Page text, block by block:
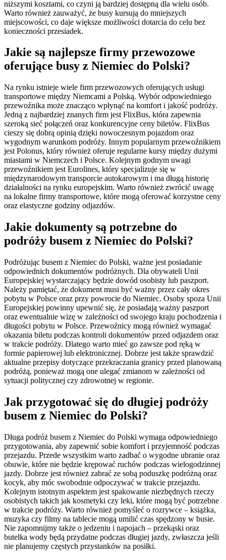
niższymi kosztami, co czyni ją bardziej dostępną dla wielu osób.
Warto również zauważyć, że busy kursują do mniejszych
miejscowości, co daje większe możliwości dotarcia do celu bez
konieczności przesiadek.
Jakie są najlepsze firmy przewozowe
oferujące busy z Niemiec do Polski?
Na rynku istnieje wiele firm przewozowych oferujących usługi
transportowe między Niemcami a Polską. Wybór odpowiedniego
przewoźnika może znacząco wpłynąć na komfort i jakość podróży.
Jedną z najbardziej znanych firm jest FlixBus, która zapewnia
szeroką sieć połączeń oraz konkurencyjne ceny biletów. FlixBus
cieszy się dobrą opinią dzięki nowoczesnym pojazdom oraz
wygodnym warunkom podróży. Innym popularnym przewoźnikiem
jest Polonus, który również oferuje regularne kursy między dużymi
miastami w Niemczech i Polsce. Kolejnym godnym uwagi
przewoźnikiem jest Eurolines, który specjalizuje się w
międzynarodowym transporcie autokarowym i ma długą historię
działalności na rynku europejskim. Warto również zwrócić uwagę
na lokalne firmy transportowe, które mogą oferować korzystne ceny
oraz elastyczne godziny odjazdów.
Jakie dokumenty są potrzebne do
podróży busem z Niemiec do Polski?
Podróżując busem z Niemiec do Polski, ważne jest posiadanie
odpowiednich dokumentów podróżnych. Dla obywateli Unii
Europejskiej wystarczający będzie dowód osobisty lub paszport.
Należy pamiętać, że dokument musi być ważny przez cały okres
pobytu w Polsce oraz przy powrocie do Niemiec. Osoby spoza Unii
Europejskiej powinny upewnić się, że posiadają ważny paszport
oraz ewentualnie wizę w zależności od swojego kraju pochodzenia i
długości pobytu w Polsce. Przewoźnicy mogą również wymagać
okazania biletu podczas kontroli dokumentów przed odjazdem oraz
w trakcie podróży. Dlatego warto mieć go zawsze pod ręką w
formie papierowej lub elektronicznej. Dobrze jest także sprawdzić
aktualne przepisy dotyczące przekraczania granicy przed planowaną
podróżą, ponieważ mogą one ulegać zmianom w zależności od
sytuacji politycznej czy zdrowotnej w regionie.
Jak przygotować się do długiej podróży
busem z Niemiec do Polski?
Długa podróż busem z Niemiec do Polski wymaga odpowiedniego
przygotowania, aby zapewnić sobie komfort i przyjemność podczas
przejazdu. Przede wszystkim warto zadbać o wygodne ubranie oraz
obuwie, które nie będzie krępować ruchów podczas wielogodzinnej
jazdy. Dobrze jest również zabrać ze sobą poduszkę podróżną oraz
kocyk, aby móc swobodnie odpoczywać w trakcie przejazdu.
Kolejnym istotnym aspektem jest spakowanie niezbędnych rzeczy
osobistych takich jak kosmetyki czy leki, które mogą być potrzebne
w trakcie podróży. Warto również pomyśleć o rozrywce – książka,
muzyka czy filmy na tablecie mogą umilić czas spędzony w busie.
Nie zapomnijmy także o jedzeniu i napojach – przekąski oraz
butelka wody będą przydatne podczas długiej jazdy, zwłaszcza jeśli
nie planujemy częstych przystanków na posiłki.